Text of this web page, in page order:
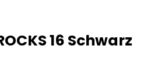
16 Schwarz